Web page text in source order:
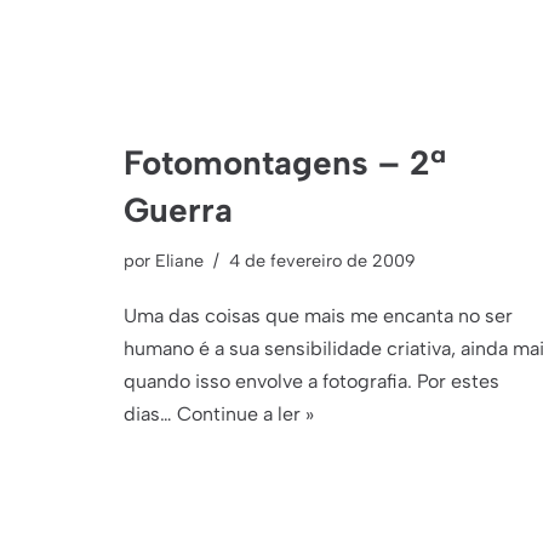
Fotomontagens – 2ª
Guerra
por Eliane 4 de fevereiro de 2009
Uma das coisas que mais me encanta no ser
humano é a sua sensibilidade criativa, ainda
quando isso envolve a fotografia. Por estes
dias… Continue a ler »